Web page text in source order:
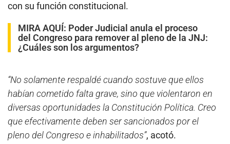
con su función constitucional.
MIRA AQUÍ: Poder Judicial anula el proceso
del Congreso para remover al pleno de la JNJ:
¿Cuáles son los argumentos?
“No solamente respaldé cuando sostuve que ellos
habían cometido falta grave, sino que violentaron en
diversas oportunidades la Constitución Política. Creo
que efectivamente deben ser sancionados por el
pleno del Congreso e inhabilitados”, acotó.